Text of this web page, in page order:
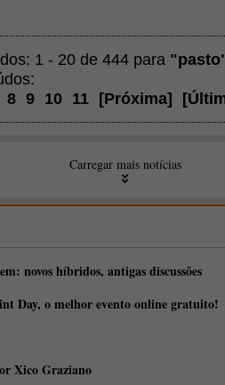
1 - 20 de 444 para
8 9 10 11 [Próxima] [
Carregar mais notícias
novos híbridos, antigas discussões
Day, o melhor evento online gratuito!
Xico Graziano